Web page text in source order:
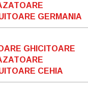
GERMANIA
GHICITOARE
CEHIA